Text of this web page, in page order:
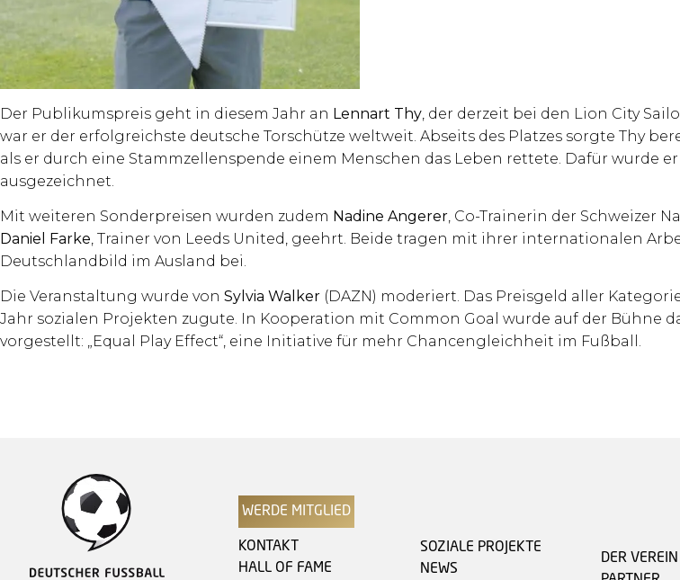
Der Publikumspreis geht in diesem Jahr an Lennart Thy , der derzeit bei den Lion City
war er der erfolgreichste deutsche Torschütze weltweit. Abseits des Platzes sorgte Thy
als er durch eine Stammzellenspende einem Menschen das Leben rettete. Dafür wurde
ausgezeichnet.
Mit weiteren Sonderpreisen wurden zudem Nadine Angerer, Co-Trainerin der Schweizer
Daniel Farke, Trainer von Leeds United, geehrt. Beide tragen mit ihrer internationalen
Deutschlandbild im Ausland bei.
Die Veranstaltung wurde von Sylvia Walker (DAZN) moderiert. Das Preisgeld aller
Jahr sozialen Projekten zugute. In Kooperation mit Common Goal wurde auf der Bühne
vorgestellt: „Equal Play Effect“, eine Initiative für mehr Chancengleichheit im Fußball.
WERDE MITGLIED
KONTAKT
HALL OF FAME
SOZIALE PROJEKTE
NEWS
DER VEREIN